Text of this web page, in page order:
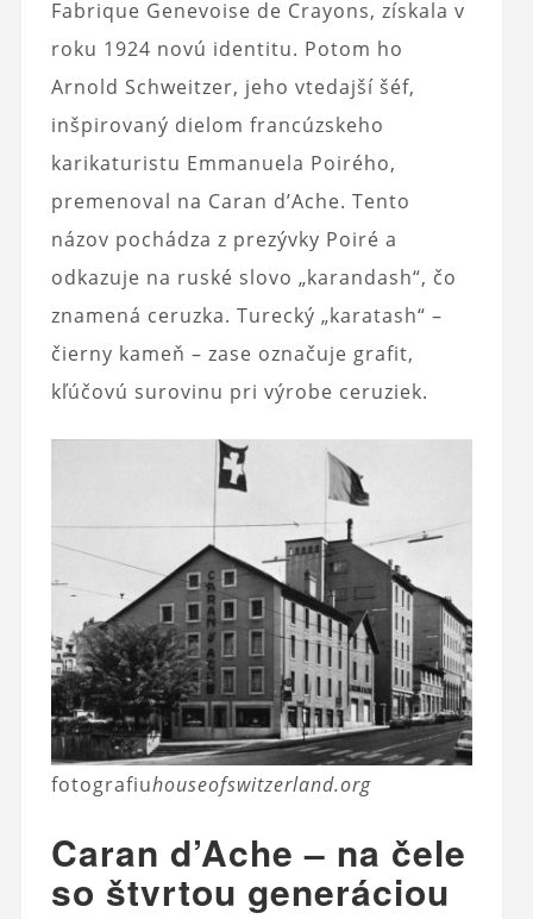
Fabrique Genevoise de Crayons, získala v
roku 1924 novú identitu. Potom ho
Arnold Schweitzer, jeho vtedajší šéf,
inšpirovaný dielom francúzskeho
karikaturistu Emmanuela Poirého,
premenoval na Caran d’Ache. Tento
názov pochádza z prezývky Poiré a
odkazuje na ruské slovo „karandash“, čo
znamená ceruzka. Turecký „karatash“ –
čierny kameň – zase označuje grafit,
kľúčovú surovinu pri výrobe ceruziek.
fotografiuhouseofswitzerland.org
Caran d’Ache – na čele
so štvrtou generáciou